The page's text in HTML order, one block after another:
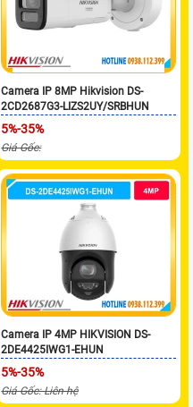
Camera IP 8MP Hikvision DS-
2CD2687G3-LIZS2UY/SRBHUN
5%-35%
Giá Gốc:
Camera IP 4MP HIKVISION DS-
2DE4425IWG1-EHUN
5%-35%
Giá Gốc: Liên hệ